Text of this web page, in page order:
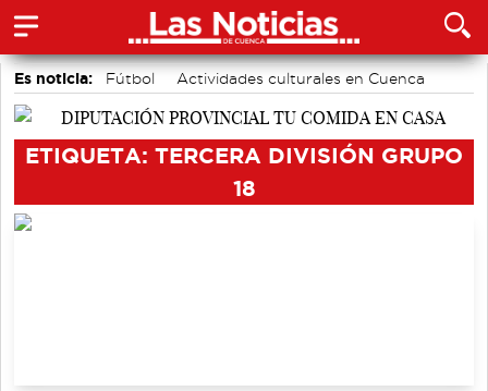
Es noticia: Fútbol
Actividades culturales en Cuenca
Motor
Medio Ambiente
ETIQUETA: TERCERA DIVISIÓN GRUPO
18